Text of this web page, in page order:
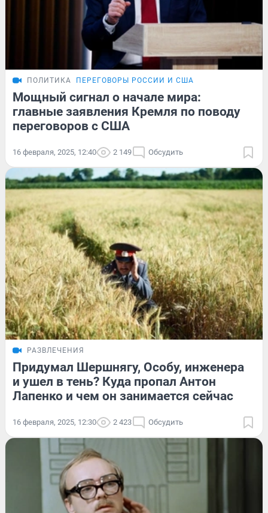
ПОЛИТИКА ПЕРЕГОВОРЫ РОССИИ И США
Мощный сигнал о начале мира:
главные заявления Кремля по поводу
переговоров с США
16 февраля, 2025, 12:40 2 149 Обсудить
РАЗВЛЕЧЕНИЯ
Придумал Шершнягу, Особу, инженера
и ушел в тень? Куда пропал Антон
Лапенко и чем он занимается сейчас
16 февраля, 2025, 12:30 2 423 Обсудить